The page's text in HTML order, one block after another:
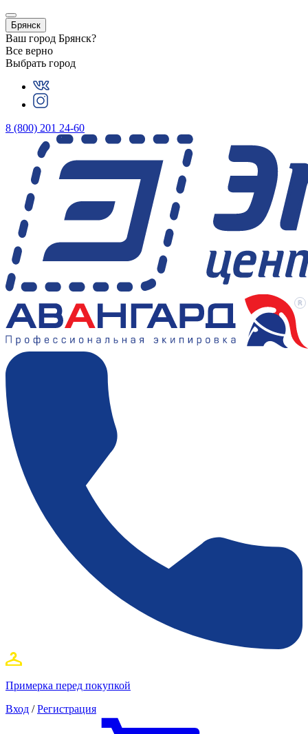
Брянск
Ваш город Брянск?
Все верно
Выбрать город
8 (800) 201 24-60
Примерка перед покупкой
Вход / Регистрация